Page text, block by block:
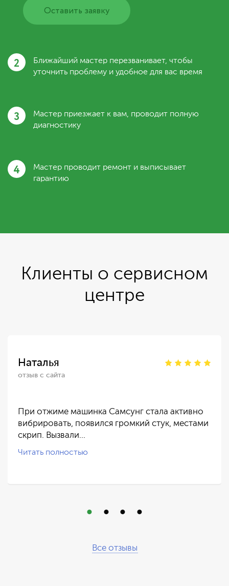
Оставить заявку
2
Ближайший мастер перезванивает, чтобы
уточнить проблему и удобное для вас время
3
Мастер приезжает к вам, проводит полную
диагностику
4
Мастер проводит ремонт и выписывает
гарантию
Клиенты о сервисном
центре
Наталья
отзыв с сайта
При отжиме машинка Самсунг стала активно
вибрировать, появился громкий стук, местами
скрип. Вызвали…
Читать полностью
Все отзывы